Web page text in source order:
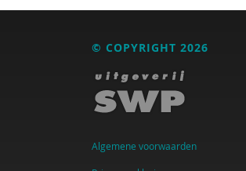
DIVOSA
FEMA
Fier
GREVIO
© COPYRIGHT 2026
Algemene voorwaarden